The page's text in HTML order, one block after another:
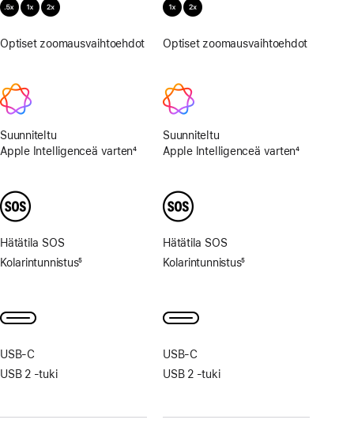
Optiset zoomausvaihtoehdot 0,5x,
Suunniteltu
Apple Intelligenceä varten4
Hätätila SOS
Kolarintunnistus5
USB‑C
USB 2 ‑tuki
Optiset zoomausvaihtoehdot
Suunniteltu
Apple Intelligenceä varten4
Hätätila SOS
Kolarintunnistus5
USB‑C
USB 2 ‑tuki